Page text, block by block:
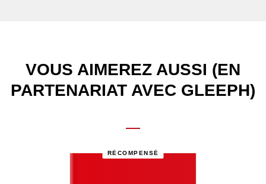
VOUS AIMEREZ AUSSI (EN
PARTENARIAT AVEC GLEEPH)
RÉCOMPENSÉ